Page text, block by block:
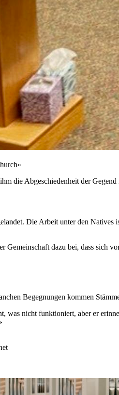
die Abgeschiedenheit der
Die Arbeit unter den
Gemeinschaft dazu bei, dass sich
Begegnungen kommen
was nicht funktioniert, aber er